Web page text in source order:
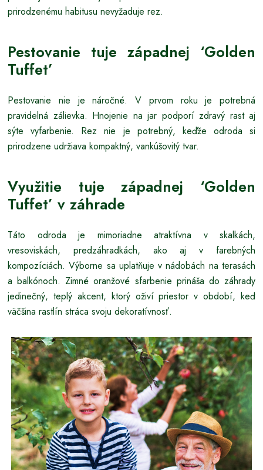
prirodzenému habitusu nevyžaduje rez.
Pestovanie tuje západnej ‘Golden
Tuffet’
Pestovanie nie je náročné. V prvom roku je potrebná
pravidelná zálievka. Hnojenie na jar podporí zdravý rast aj
sýte vyfarbenie. Rez nie je potrebný, keďže odroda si
prirodzene udržiava kompaktný, vankúšovitý tvar.
Využitie tuje západnej ‘Golden
Tuffet’ v záhrade
Táto odroda je mimoriadne atraktívna v skalkách,
vresoviskách, predzáhradkách, ako aj v farebných
kompozíciách. Výborne sa uplatňuje v nádobách na terasách
a balkónoch. Zimné oranžové sfarbenie prináša do záhrady
jedinečný, teplý akcent, ktorý oživí priestor v období, keď
väčšina rastlín stráca svoju dekoratívnosť.